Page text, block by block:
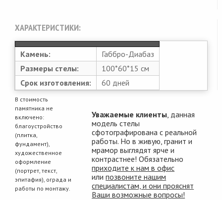
ХАРАКТЕРИСТИКИ:
Камень:
Габбро-Диабаз
Размеры стелы:
100*60*15 см
Срок изготовления:
60 дней
В стоимость
памятника не
включено:
благоустройство
(плитка,
фундамент),
художественное
оформление
(портрет, текст,
эпитафия), ограда и
работы по монтажу.
Уважаемые клиенты , данная
модель стелы
сфотографирована с реальной
работы. Но в живую, гранит и
мрамор выглядят ярче и
контрастнее! Обязательно
приходите к нам в офис
илипозвоните нашим
специалистам, и они прояснят
Ваши возможные вопросы!